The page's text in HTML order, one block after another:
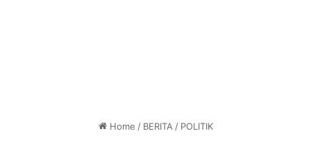
Home / BERITA / POLITIK